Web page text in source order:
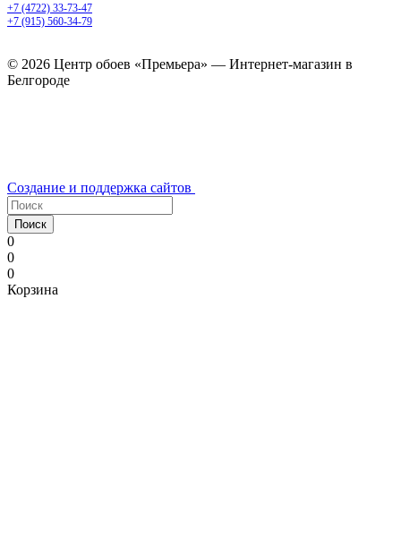
+7 (4722) 33-73-47
+7 (915) 560-34-79
© 2026 Центр обоев «Премьера» — Интернет-магазин в
Белгороде
Создание и поддержка сайтов
Поиск
0
0
0
Корзина